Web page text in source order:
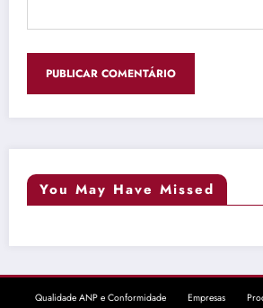
You May Have Missed
Qualidade ANP e Conformidade Empresas